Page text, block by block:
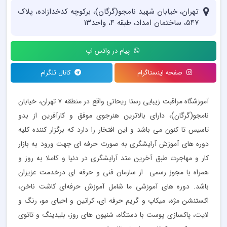
تهران، خیابان شهید نامجو(گرگان)، برکوچه کدخدازاده، پلاک
۵۴۷، ساختمان امداد، طبقه ۴، واحد۱۳
پیام در واتس اپ
صفحه اینستاگرام کانال تلگرام
آموزشگاه مراقبت زیبایی رستا ریحانی واقع در منطقه ۷ تهران، خیابان
نامجو(گرگان)، دارای بالاترین هنرجوی موفق و کارآفرین از بدو
تاسیس تا کنون می باشد و این افتخار را دارد که‌ برگزار کننده کلیه
دوره های آموزش آرایشگری به‌ صورت حرفه ای جهت ورود به بازار
کار و مهاجرت طبق آخرین متد آرایشگری در دنیا و کاملا به روز و
همراه با مجوز رسمی از سازمان فنی و حرفه ای درخدمت عزیزان
باشد. دوره های آموزشی ما شامل آموزش حرفه‌ای کاشت ناخن،
اکستنشن مژه، میکاپ و گریم حرفه ای، کراتین و احیای مو، رنگ و
لایت، پاکسازی پوست با دستگاه، شنیون های روز، بلیدینگ و تاتوی